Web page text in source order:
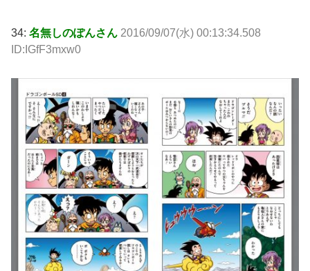
34: 名無しのぽんさん 2016/09/07(水) 00:13:34.508
ID:IGfF3mxw0